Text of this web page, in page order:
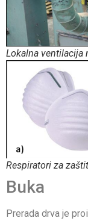
Lokalna ventilacija
Respiratori za
Buka
Prerada drva je